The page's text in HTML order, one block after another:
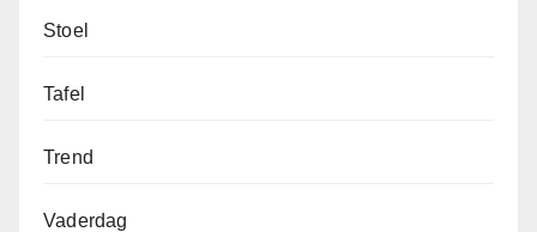
Stoel
Tafel
Trend
Vaderdag